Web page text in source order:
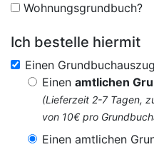
Wohnungsgrundbuch?
Ich bestelle hiermit
Einen Grundbuchauszug
Einen amtlichen
(Lieferzeit 2-7 Tagen,
von 10€ pro
Einen amtlichen